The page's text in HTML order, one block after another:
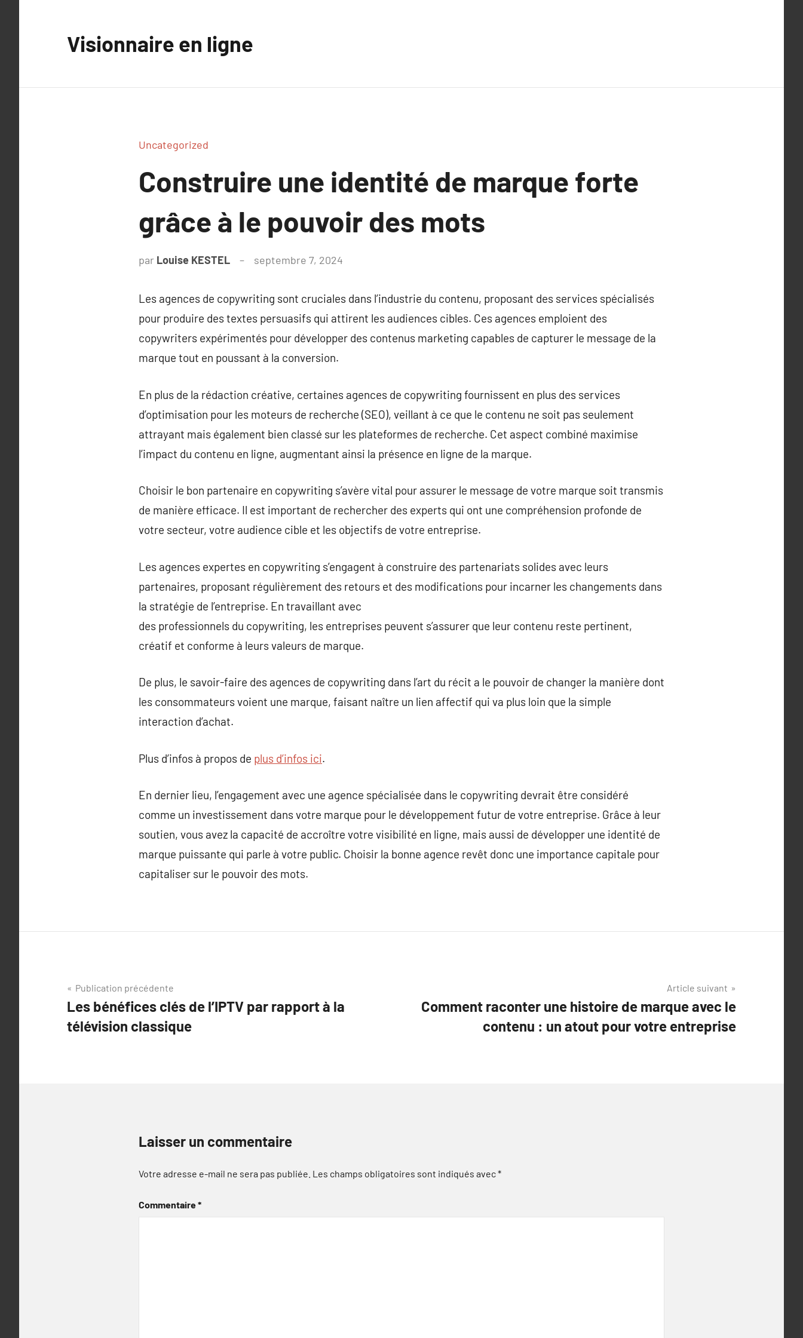
Visionnaire en ligne
Uncategorized
Construire une identité de marque forte
grâce à le pouvoir des mots
par Louise KESTEL septembre 7, 2024
Les agences de copywriting sont cruciales dans l’industrie du contenu, proposant des services spécialisés
pour produire des textes persuasifs qui attirent les audiences cibles. Ces agences emploient des
copywriters expérimentés pour développer des contenus marketing capables de capturer le message de la
marque tout en poussant à la conversion.
En plus de la rédaction créative, certaines agences de copywriting fournissent en plus des services
d’optimisation pour les moteurs de recherche (SEO), veillant à ce que le contenu ne soit pas seulement
attrayant mais également bien classé sur les plateformes de recherche. Cet aspect combiné maximise
l’impact du contenu en ligne, augmentant ainsi la présence en ligne de la marque.
Choisir le bon partenaire en copywriting s’avère vital pour assurer le message de votre marque soit transmis
de manière efficace. Il est important de rechercher des experts qui ont une compréhension profonde de
votre secteur, votre audience cible et les objectifs de votre entreprise.
Les agences expertes en copywriting s’engagent à construire des partenariats solides avec leurs
partenaires, proposant régulièrement des retours et des modifications pour incarner les changements dans
la stratégie de l’entreprise. En travaillant avec
des professionnels du copywriting, les entreprises peuvent s’assurer que leur contenu reste pertinent,
créatif et conforme à leurs valeurs de marque.
De plus, le savoir-faire des agences de copywriting dans l’art du récit a le pouvoir de changer la manière dont
les consommateurs voient une marque, faisant naître un lien affectif qui va plus loin que la simple
interaction d’achat.
Plus d’infos à propos de plus d’infos ici.
En dernier lieu, l’engagement avec une agence spécialisée dans le copywriting devrait être considéré
comme un investissement dans votre marque pour le développement futur de votre entreprise. Grâce à leur
soutien, vous avez la capacité de accroître votre visibilité en ligne, mais aussi de développer une identité de
marque puissante qui parle à votre public. Choisir la bonne agence revêt donc une importance capitale pour
capitaliser sur le pouvoir des mots.
Navigation
de
l’article
Publication précédente
Les bénéfices clés de l’IPTV par rapport à la
télévision classique
Article suivant
Comment raconter une histoire de marque avec le
contenu : un atout pour votre entreprise
Laisser un commentaire
Votre adresse e-mail ne sera pas publiée. Les champs obligatoires sont indiqués avec*
Commentaire*